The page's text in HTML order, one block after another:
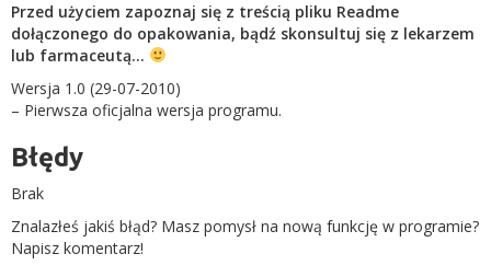
Przed użyciem zapoznaj się z treścią pliku Readme
dołączonego do opakowania, bądź skonsultuj się z lekarzem
lub farmaceutą…
Wersja 1.0 (29-07-2010)
– Pierwsza oficjalna wersja programu.
Błędy
Brak
Znalazłeś jakiś błąd? Masz pomysł na nową funkcję w programie?
Napisz komentarz!